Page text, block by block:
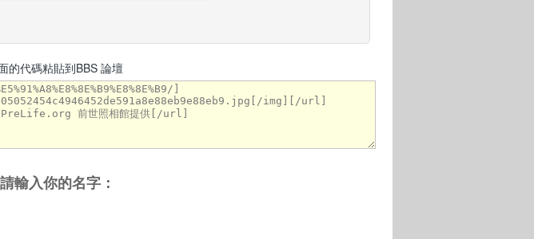
的代碼粘貼到BBS 論壇
輸入你的名字：